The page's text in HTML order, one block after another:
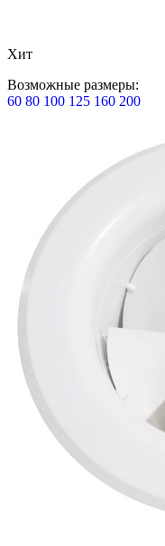
Хит
Возможные размеры:
60 80 100 125 160 200